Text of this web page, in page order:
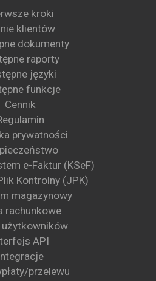
kroki
klientów
dokumenty
raporty
języki
funkcje
Cennik
prywatności
e-Faktur (KSeF)
Kontrolny (JPK)
magazynowy
rachunkowe
użytkowników
API
przelewu